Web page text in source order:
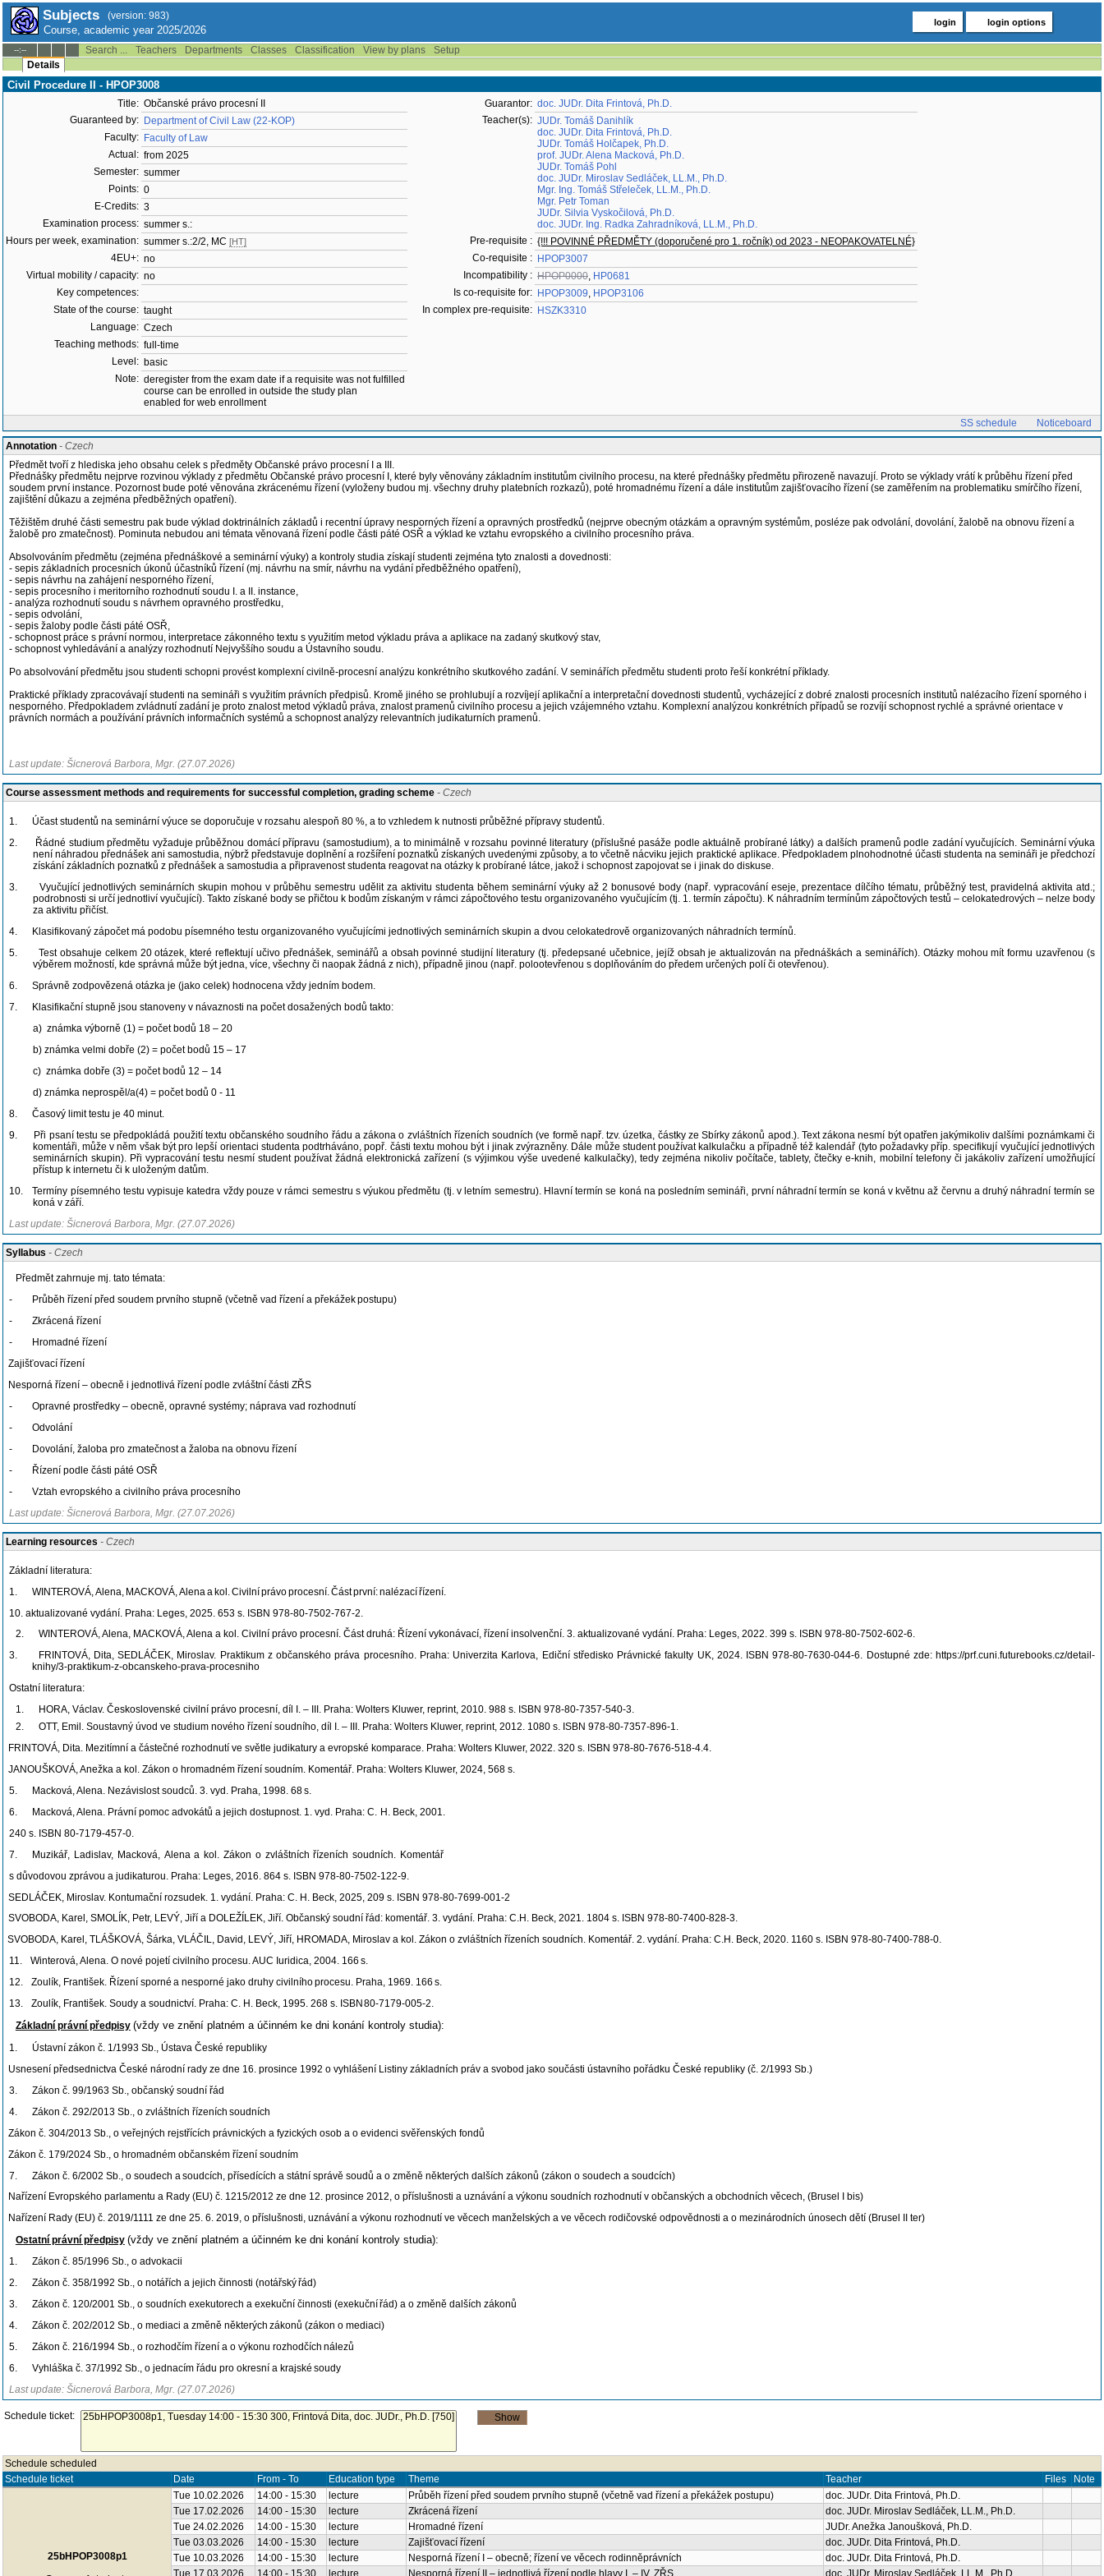
Subjects (version: 983)
Course, academic year 2025/2026
login login options
--:-- Search ... Teachers Departments Classes Classification View by plans
Setup
Details
Civil Procedure II - HPOP3008
Title: Občanské právo procesní II
Guaranteed by: Department of Civil Law (22-KOP)
Faculty: Faculty of Law
Actual: from 2025
Semester: summer
Points: 0
E-Credits: 3
Examination process: summer s.:
Hours per week, examination: summer s.:2/2, MC [HT]
4EU+: no
Virtual mobility / capacity: no
Key competences:
State of the course: taught
Language: Czech
Teaching methods: full-time
Level: basic
Note: deregister from the exam date if a requisite was not fulfilled
course can be enrolled in outside the study plan
enabled for web enrollment
Guarantor: doc. JUDr. Dita Frintová, Ph.D.
Teacher(s): JUDr. Tomáš Danihlík
doc. JUDr. Dita Frintová, Ph.D.
JUDr. Tomáš Holčapek, Ph.D.
prof. JUDr. Alena Macková, Ph.D.
JUDr. Tomáš Pohl
doc. JUDr. Miroslav Sedláček, LL.M., Ph.D.
Mgr. Ing. Tomáš Střeleček, LL.M., Ph.D.
Mgr. Petr Toman
JUDr. Silvia Vyskočilová, Ph.D.
doc. JUDr. Ing. Radka Zahradníková, LL.M., Ph.D.
Pre-requisite : {!!! POVINNÉ PŘEDMĚTY (doporučené pro 1. ročník) od 2023 - NEOPAKOVATELNÉ}
Co-requisite : HPOP3007
Incompatibility : HPOP0000, HP0681
Is co-requisite for: HPOP3009, HPOP3106
In complex pre-requisite: HSZK3310
SS schedule
Noticeboard
Annotation - Czech
Předmět tvoří z hlediska jeho obsahu celek s předměty Občanské právo procesní I a III.
Přednášky předmětu nejprve rozvinou výklady z předmětu Občanské právo procesní I, které byly věnovány základním institutům civilního procesu, na které přednášky předmětu přirozeně navazují. Proto se výklady vrátí k průběhu řízení před
soudem první instance. Pozornost bude poté věnována zkrácenému řízení (vyloženy budou mj. všechny druhy platebních rozkazů), poté hromadnému řízení a dále institutům zajišťovacího řízení (se zaměřením na problematiku smírčího řízení,
zajištění důkazu a zejména předběžných opatření).
Těžištěm druhé části semestru pak bude výklad doktrinálních základů i recentní úpravy nesporných řízení a opravných prostředků (nejprve obecným otázkám a opravným systémům, posléze pak odvolání, dovolání, žalobě na obnovu řízení a
žalobě pro zmatečnost). Pominuta nebudou ani témata věnovaná řízení podle části páté OSŘ a výklad ke vztahu evropského a civilního procesního práva.
Absolvováním předmětu (zejména přednáškové a seminární výuky) a kontroly studia získají studenti zejména tyto znalosti a dovednosti:
- sepis základních procesních úkonů účastníků řízení (mj. návrhu na smír, návrhu na vydání předběžného opatření),
- sepis návrhu na zahájení nesporného řízení,
- sepis procesního i meritorního rozhodnutí soudu I. a II. instance,
- analýza rozhodnutí soudu s návrhem opravného prostředku,
- sepis odvolání,
- sepis žaloby podle části páté OSŘ,
- schopnost práce s právní normou, interpretace zákonného textu s využitím metod výkladu práva a aplikace na zadaný skutkový stav,
- schopnost vyhledávání a analýzy rozhodnutí Nejvyššího soudu a Ústavního soudu.
Po absolvování předmětu jsou studenti schopni provést komplexní civilně-procesní analýzu konkrétního skutkového zadání. V seminářích předmětu studenti proto řeší konkrétní příklady.
Praktické příklady zpracovávají studenti na semináři s využitím právních předpisů. Kromě jiného se prohlubují a rozvíjejí aplikační a interpretační dovednosti studentů, vycházející z dobré znalosti procesních institutů nalézacího řízení sporného i
nesporného. Předpokladem zvládnutí zadání je proto znalost metod výkladů práva, znalost pramenů civilního procesu a jejich vzájemného vztahu. Komplexní analýzou konkrétních případů se rozvíjí schopnost rychlé a správné orientace v
právních normách a používání právních informačních systémů a schopnost analýzy relevantních judikaturních pramenů.
Last update: Šicnerová Barbora, Mgr. (27.07.2026)
Course assessment methods and requirements for successful completion, grading scheme - Czech
1.
Účast studentů na seminární výuce se doporučuje v rozsahu alespoň 80 %, a to vzhledem k nutnosti průběžné přípravy studentů.
2.
Řádné studium předmětu vyžaduje průběžnou domácí přípravu (samostudium), a to minimálně v rozsahu povinné literatury (příslušné pasáže podle aktuálně probírané látky) a dalších pramenů podle zadání vyučujících. Seminární výuka
není náhradou přednášek ani samostudia, nýbrž představuje doplnění a rozšíření poznatků získaných uvedenými způsoby, a to včetně nácviku jejich praktické aplikace. Předpokladem plnohodnotné účasti studenta na semináři je předchozí
získání základních poznatků z přednášek a samostudia a připravenost studenta reagovat na otázky k probírané látce, jakož i schopnost zapojovat se i jinak do diskuse.
3.
Vyučující jednotlivých seminárních skupin mohou v průběhu semestru udělit za aktivitu studenta během seminární výuky až 2 bonusové body (např. vypracování eseje, prezentace dílčího tématu, průběžný test, pravidelná aktivita atd.;
podrobnosti si určí jednotliví vyučující). Takto získané body se přičtou k bodům získaným v rámci zápočtového testu organizovaného vyučujícím (tj. 1. termín zápočtu). K náhradním termínům zápočtových testů – celokatedrových – nelze body
za aktivitu přičíst.
4.
Klasifikovaný zápočet má podobu písemného testu organizovaného vyučujícími jednotlivých seminárních skupin a dvou celokatedrově organizovaných náhradních termínů.
5.
Test obsahuje celkem 20 otázek, které reflektují učivo přednášek, seminářů a obsah povinné studijní literatury (tj. předepsané učebnice, jejíž obsah je aktualizován na přednáškách a seminářích). Otázky mohou mít formu uzavřenou (s
výběrem možností, kde správná může být jedna, více, všechny či naopak žádná z nich), případně jinou (např. polootevřenou s doplňováním do předem určených polí či otevřenou).
6.
Správně zodpovězená otázka je (jako celek) hodnocena vždy jedním bodem.
7.
Klasifikační stupně jsou stanoveny v návaznosti na počet dosažených bodů takto:
a) známka výborně (1) = počet bodů 18 – 20
b) známka velmi dobře (2) = počet bodů 15 – 17
c) známka dobře (3) = počet bodů 12 – 14
d) známka neprospěl/a(4) = počet bodů 0 - 11
8.
Časový limit testu je 40 minut.
9.
Při psaní testu se předpokládá použití textu občanského soudního řádu a zákona o zvláštních řízeních soudních (ve formě např. tzv. úzetka, částky ze Sbírky zákonů apod.). Text zákona nesmí být opatřen jakýmikoliv dalšími poznámkami či
komentáři, může v něm však být pro lepší orientaci studenta podtrháváno, popř. části textu mohou být i jinak zvýrazněny. Dále může student používat kalkulačku a případně též kalendář (tyto požadavky příp. specifikují vyučující jednotlivých
seminárních skupin). Při vypracování testu nesmí student používat žádná elektronická zařízení (s výjimkou výše uvedené kalkulačky), tedy zejména nikoliv počítače, tablety, čtečky e-knih, mobilní telefony či jakákoliv zařízení umožňující
přístup k internetu či k uloženým datům.
10.
Termíny písemného testu vypisuje katedra vždy pouze v rámci semestru s výukou předmětu (tj. v letním semestru). Hlavní termín se koná na posledním semináři, první náhradní termín se koná v květnu až červnu a druhý náhradní termín se
koná v září.
Last update: Šicnerová Barbora, Mgr. (27.07.2026)
Syllabus - Czech
Předmět zahrnuje mj. tato témata:
-
Průběh řízení před soudem prvního stupně (včetně vad řízení a překážekpostupu)
-
Zkrácená řízení
-
Hromadné řízení
Zajišťovací řízení
Nesporná řízení – obecně i jednotlivá řízení podle zvláštní části ZŘS
-
Opravné prostředky – obecně, opravné systémy; náprava vad rozhodnutí
-
Odvolání
-
Dovolání, žaloba pro zmatečnost a žaloba na obnovu řízení
-
Řízení podle části páté OSŘ
-
Vztah evropského a civilního práva procesního
Last update: Šicnerová Barbora, Mgr. (27.07.2026)
Learning resources - Czech
Základní literatura:
1.
WINTEROVÁ,Alena, MACKOVÁ,Alenaa kol.Civilníprávoprocesní.Částprvní:nalézacířízení.
10. aktualizované vydání. Praha: Leges, 2025. 653 s. ISBN 978-80-7502-767-2.
2.
WINTEROVÁ, Alena, MACKOVÁ, Alena a kol. Civilní právo procesní. Část druhá: Řízení vykonávací, řízení insolvenční. 3. aktualizované vydání. Praha: Leges, 2022. 399 s. ISBN 978-80-7502-602-6.
3.
FRINTOVÁ, Dita, SEDLÁČEK, Miroslav. Praktikum z občanského práva procesního. Praha: Univerzita Karlova, Ediční středisko Právnické fakulty UK, 2024. ISBN 978-80-7630-044-6. Dostupné zde: https://prf.cuni.futurebooks.cz/detail-
knihy/3-praktikum-z-obcanskeho-prava-procesniho
Ostatní literatura:
1.
HORA, Václav. Československé civilní právo procesní, díl I. – III. Praha: Wolters Kluwer, reprint, 2010. 988 s. ISBN 978-80-7357-540-3.
2.
OTT, Emil. Soustavný úvod ve studium nového řízení soudního, díl I. – III. Praha: Wolters Kluwer, reprint, 2012. 1080 s. ISBN 978-80-7357-896-1.
FRINTOVÁ, Dita. Mezitímní a částečné rozhodnutí ve světle judikatury a evropské komparace. Praha: Wolters Kluwer, 2022. 320 s. ISBN 978-80-7676-518-4.4.
JANOUŠKOVÁ, Anežka a kol. Zákon o hromadném řízení soudním. Komentář. Praha: Wolters Kluwer, 2024, 568 s.
5.
Macková, Alena. Nezávislost soudců. 3. vyd. Praha, 1998. 68s.
6.
Macková, Alena. Právní pomoc advokátů a jejich dostupnost. 1. vyd. Praha: C. H. Beck, 2001.
240 s. ISBN 80-7179-457-0.
7.
Muzikář, Ladislav, Macková, Alena a kol. Zákon o zvláštních řízeních soudních. Komentář
s důvodovou zprávou a judikaturou. Praha: Leges, 2016. 864 s. ISBN 978-80-7502-122-9.
SEDLÁČEK, Miroslav. Kontumační rozsudek. 1. vydání. Praha: C. H. Beck, 2025, 209 s. ISBN 978-80-7699-001-2
SVOBODA, Karel, SMOLÍK, Petr, LEVÝ, Jiří a DOLEŽÍLEK, Jiří. Občanský soudní řád: komentář. 3. vydání. Praha: C.H. Beck, 2021. 1804 s. ISBN 978-80-7400-828-3.
SVOBODA, Karel, TLÁŠKOVÁ, Šárka, VLÁČIL, David, LEVÝ, Jiří, HROMADA, Miroslav a kol. Zákon o zvláštních řízeních soudních. Komentář. 2. vydání. Praha: C.H. Beck, 2020. 1160 s. ISBN 978-80-7400-788-0.
11.
Winterová, Alena. O nové pojetí civilního procesu. AUC Iuridica, 2004. 166 s.
12.
Zoulík, František. Řízení sporné a nesporné jako druhy civilníhoprocesu. Praha, 1969. 166 s.
13.
Zoulík, František. Soudy a soudnictví. Praha: C. H. Beck, 1995. 268 s. ISBN 80-7179-005-2.
Základní právní předpisy (vždy ve znění platném a účinném ke dni konání kontroly studia):
1. Ústavní zákon č. 1/1993 Sb., Ústava České republiky
Usnesení předsednictva České národní rady ze dne 16. prosince 1992 o vyhlášení Listiny základních práv a svobod jako součásti ústavního pořádku České republiky (č. 2/1993 Sb.)
3.
Zákon č. 99/1963 Sb., občanský soudní řád
4.
Zákon č. 292/2013 Sb., o zvláštních řízeních soudních
Zákon č. 304/2013 Sb., o veřejných rejstřících právnických a fyzických osob a o evidenci svěřenských fondů
Zákon č. 179/2024 Sb., o hromadném občanském řízení soudním
7.
Zákon č. 6/2002 Sb., o soudech asoudcích, přísedících a státní správě soudů a o změně některých dalších zákonů (zákon o soudech a soudcích)
Nařízení Evropského parlamentu a Rady (EU) č. 1215/2012 ze dne 12. prosince 2012, o příslušnosti a uznávání a výkonu soudních rozhodnutí v občanských a obchodních věcech, (Brusel I
bis)
Nařízení Rady (EU) č. 2019/1111 ze dne 25. 6. 2019, o příslušnosti, uznávání a výkonu rozhodnutí ve věcech manželských a ve věcech rodičovské odpovědnosti a o mezinárodních únosech dětí (Brusel II ter)
Ostatní právní předpisy (vždy ve znění platném a účinném ke dni konání kontroly studia):
1. Zákon č. 85/1996 Sb., o advokacii
2.
Zákon č. 358/1992 Sb., o notářích a jejich činnosti (notářskýřád)
3.
Zákon č. 120/2001 Sb., o soudních exekutorech a exekuční činnosti (exekučnířád) a o změně dalších zákonů
4.
Zákon č. 202/2012 Sb., o mediaci a změně některých zákonů (zákon o mediaci)
5.
Zákon č. 216/1994 Sb., o rozhodčím řízení a o výkonu rozhodčích nálezů
6.
Vyhláška č. 37/1992 Sb., o jednacím řádu pro okresní a krajské soudy
Last update: Šicnerová Barbora, Mgr. (27.07.2026)
Schedule ticket:
Schedule scheduled
Schedule ticket
Date From - To Education type Theme Teacher Files Note
25bHPOP3008p1
Tue 10.02.2026 14:00 - 15:30 lecture Průběh řízení před soudem prvního stupně (včetně vad řízení a překážek postupu)
doc. JUDr. Dita Frintová, Ph.D.
Tue 17.02.2026
14:00 - 15:30 lecture Zkrácená řízení
doc. JUDr. Miroslav Sedláček, LL.M., Ph.D.
Tue 24.02.2026
14:00 - 15:30 lecture Hromadné řízení
JUDr. Anežka Janoušková, Ph.D.
Tue 03.03.2026
14:00 - 15:30 lecture Zajišťovací řízení
doc. JUDr. Dita Frintová, Ph.D.
Tue 10.03.2026
14:00 - 15:30 lecture Nesporná řízení I – obecně; řízení ve věcech rodinněprávních
doc. JUDr. Dita Frintová, Ph.D.
Tue 17.03.2026
14:00 - 15:30 lecture Nesporná řízení II – jednotlivá řízení podle hlavy I. – IV. ZŘS doc. JUDr. Miroslav Sedláček, LL.M., Ph.D.